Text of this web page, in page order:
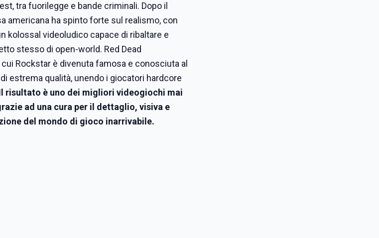
tra fuorilegge e bande criminali. Dopo il
americana ha spinto forte sul realismo, con
kolossal videoludico capace di ribaltare e
stesso di open-world. Red Dead
Rockstar è divenuta famosa e conosciuta al
estrema qualità, unendo i giocatori hardcore
risultato è uno dei migliori videogiochi mai
ad una cura per il dettaglio, visiva e
del mondo di gioco inarrivabile.